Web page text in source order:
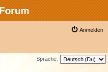
Anmelden
Sprache: